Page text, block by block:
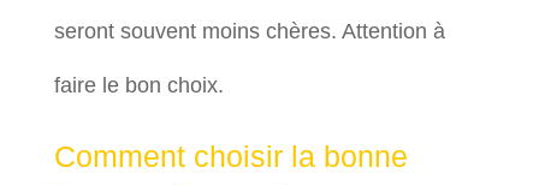
seront souvent moins chères. Attention à
faire le bon choix.
Comment choisir la bonne